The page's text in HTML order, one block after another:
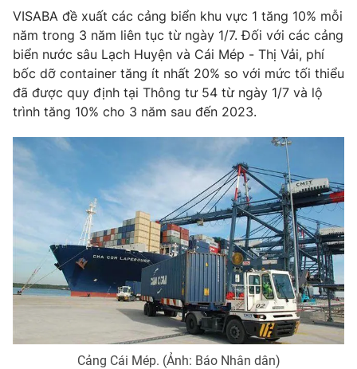
Khán giả
Giải sao mai
Sao
Du lịch
Làm đẹp
Chất lượng cuộc sống
Giáo dục
Tuyển sinh
Học trực tuyến
Công nghệ
Hitech Công nghệ tương lai
Sản phẩm
Thị trường
Tư vấn
Giao lưu trực tuyến
Lịch phát sóng
Chuyên mục khác
Emagazine Podcast
Photo Infographic
Video Shorts video
VISABA đề xuất các cảng biển khu vực 1 tăng 10% mỗi
năm trong 3 năm liên tục từ ngày 1/7. Đối với các cảng
biển nước sâu Lạch Huyện và Cái Mép - Thị Vải, phí
bốc dỡ container tăng ít nhất 20% so với mức tối thiểu
đã được quy định tại Thông tư 54 từ ngày 1/7 và lộ
trình tăng 10% cho 3 năm sau đến 2023.
Cảng Cái Mép. (Ảnh: Báo Nhân dân)